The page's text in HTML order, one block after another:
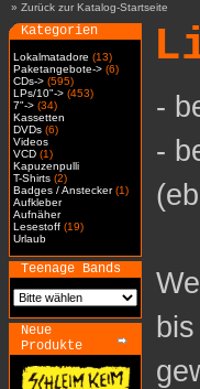
» Zurück zur Katalog-Startseite
Kategorien
Lokalmatadore (13)
Paketangebote-> (6)
CDs-> (595)
LPs/10"-> (453)
7"-> (34)
Kassetten
DVDs (6)
Videos
VCD (1)
Kapuzenpulli
T-Shirts (2)
Badges / Anstecker(1)
Aufkleber
Aufnäher
Lesestoff (19)
Urlaub
Teenage Bands
Neue
Produkte
-
-